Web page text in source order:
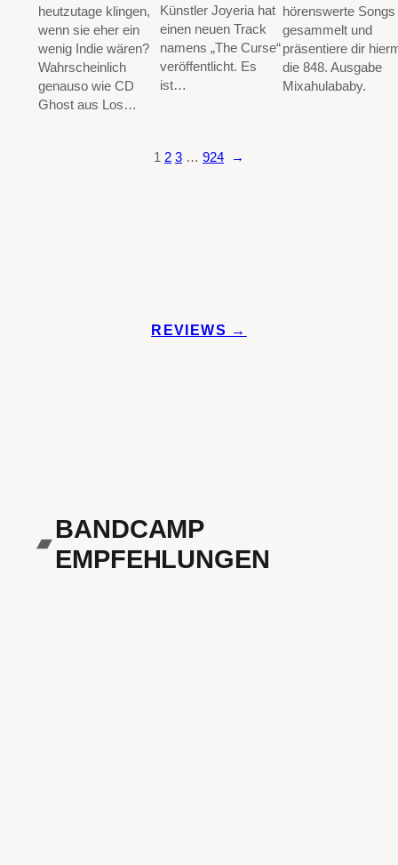
heutzutage klingen,
wenn sie eher ein
wenig Indie wären?
Wahrscheinlich
genauso wie CD
Ghost aus Los…
Künstler Joyeria hat
einen neuen Track
namens „The Curse“
veröffentlicht. Es
ist…
hörenswerte Songs
gesammelt und
präsentiere dir
die 848. Ausgabe
Mixahulababy.
1 2 3 … 924 →
REVIEWS →
Bandcamp
BANDCAMP
EMPFEHLUNGEN